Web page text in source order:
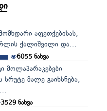
აფეთქებისას,
ქალიშვილი და...
6055 ნახვა
მოლაპარაკებები
სრუტე მალე გაიხსნება,
3529ნახვა